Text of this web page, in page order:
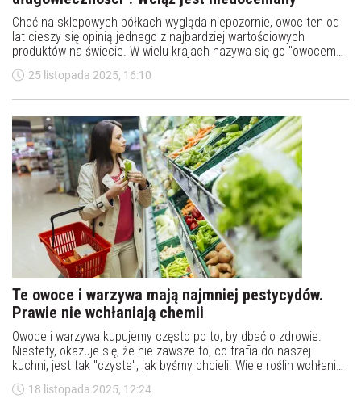
Choć na sklepowych półkach wygląda niepozornie, owoc ten od
lat cieszy się opinią jednego z najbardziej wartościowych
produktów na świecie. W wielu krajach nazywa się go "owocem
długowieczności", a dietetycy przypominają: to jedna z
najlepszych naturalnych skarbnic potasu przewyższająca pod
25 listopada 2025, 16:10
Te owoce i warzywa mają najmniej pestycydów.
Prawie nie wchłaniają chemii
Owoce i warzywa kupujemy często po to, by dbać o zdrowie.
Niestety, okazuje się, że nie zawsze to, co trafia do naszej
kuchni, jest tak "czyste", jak byśmy chcieli. Wiele roślin wchłania
pozostałości środków ochrony roślin, ale są też takie, które
naturalnie radzą sobie lepiej i prawie nie kumulują chemii. Jakie
18 listopada 2025, 12:24